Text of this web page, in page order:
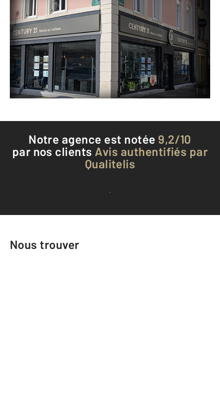
CENTURY 21 Monts et Vallées
126 rue Charles de Gaulle
REMIREMONT - 88200
Envoyer un message
Téléphoner à l'agence
Notre agence est notée 9,2/10
par nos clients Avis authentifiés par
Qualitelis
Voir tous les avis clients
Nous trouver